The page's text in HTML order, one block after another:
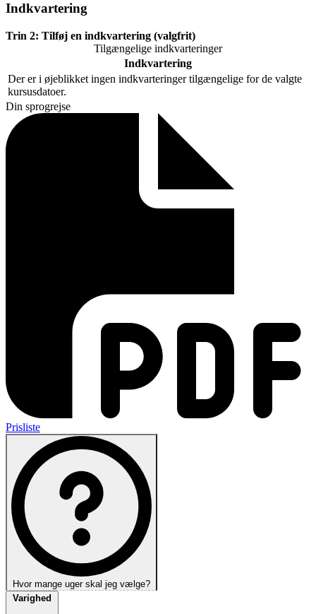
Indkvartering
Trin 2: Tilføj en indkvartering (valgfrit)
Tilgængelige indkvarteringer
Indkvartering
Der er i øjeblikket ingen indkvarteringer tilgængelige for de valgte
kursusdatoer.
Din sprogrejse
Prisliste
Hvor mange uger skal jeg vælge?
Varighed